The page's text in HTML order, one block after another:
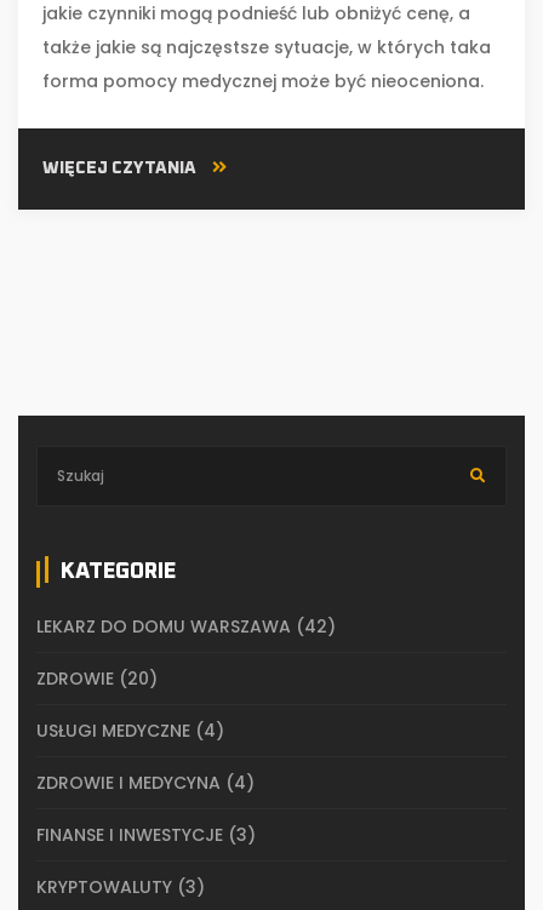
jakie czynniki mogą podnieść lub obniżyć cenę, a
także jakie są najczęstsze sytuacje, w których taka
forma pomocy medycznej może być nieoceniona.
WIĘCEJ CZYTANIA
KATEGORIE
LEKARZ DO DOMU WARSZAWA (42)
ZDROWIE (20)
USŁUGI MEDYCZNE (4)
ZDROWIE I MEDYCYNA (4)
FINANSE I INWESTYCJE (3)
KRYPTOWALUTY (3)